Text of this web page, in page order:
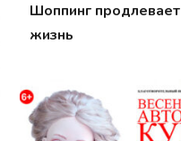
Шоппинг продлевает
жизнь